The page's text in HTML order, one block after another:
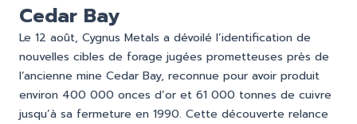
Cedar Bay
Le 12 août, Cygnus Metals a dévoilé l’identification de
nouvelles cibles de forage jugées prometteuses près de
l’ancienne mine Cedar Bay, reconnue pour avoir produit
environ 400 000 onces d’or et 61 000 tonnes de cuivre
jusqu’à sa fermeture en 1990. Cette découverte relance